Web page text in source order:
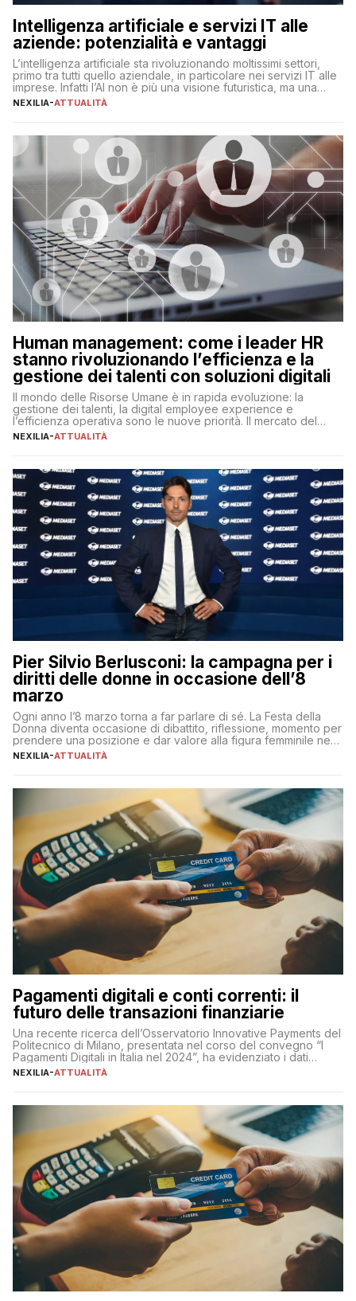
Intelligenza artificiale e servizi IT alle
aziende: potenzialità e vantaggi
L’intelligenza artificiale sta rivoluzionando moltissimi settori,
primo tra tutti quello aziendale, in particolare nei servizi IT alle
imprese. Infatti l’AI non è più una visione futuristica, ma una
realtà operativa che sta portando a un cambio significativo in
operazioni, bensì comporta […]
NEXILIA-ATTUALITÀ
Human management: come i leader HR
stanno rivoluzionando l’efficienza e la
gestione dei talenti con soluzioni digitali
Il mondo delle Risorse Umane è in rapida evoluzione: la
gestione dei talenti, la digital employee experience e
l’efficienza operativa sono le nuove priorità. Il mercato del
lavoro, d’altra parte, è sempre più competitivo con una lotta
NEXILIA-ATTUALITÀ
Pier Silvio Berlusconi: la campagna per i
diritti delle donne in occasione dell’8
marzo
Ogni anno l’8 marzo torna a far parlare di sé. La Festa della
Donna diventa occasione di dibattito, riflessione, momento per
prendere una posizione e dar valore alla figura femminile nella
sua complessità e crucialità. A lanciare un messaggio “forte e
NEXILIA-ATTUALITÀ
Pagamenti digitali e conti correnti: il
futuro delle transazioni finanziarie
Una recente ricerca dell’Osservatorio Innovative Payments del
Politecnico di Milano, presentata nel corso del convegno “I
Pagamenti Digitali in Italia nel 2024”, ha evidenziato i dati
definitivi del primo semestre 2024 relativamente alle
NEXILIA-ATTUALITÀ